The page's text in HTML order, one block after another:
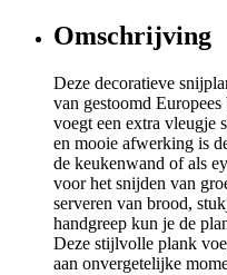
Omschrijving
Deze decoratieve
van gestoomd
voegt een extra vleugje
en mooie afwerking is
de keukenwand of als
voor het snijden van
serveren van brood,
handgreep kun je de
Deze stijlvolle plank
aan onvergetelijke